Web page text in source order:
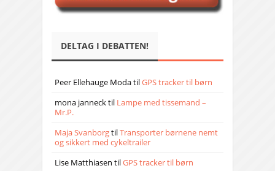
DELTAG I DEBATTEN!
Peer Ellehauge ModatilGPS tracker til børn
mona jannecktil Lampe med tissemand –
Mr.P.
Maja SvanborgtilTransporter børnene nemt
og sikkert med cykeltrailer
Lise Matthiasen tilGPS tracker til børn